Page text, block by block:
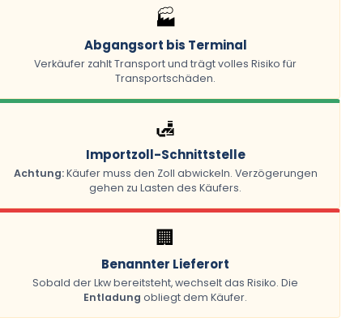
🏭
Abgangsort bis Terminal
Verkäufer zahlt Transport und trägt volles Risiko für
Transportschäden.
🛃
Importzoll-Schnittstelle
Achtung:Käufer muss den Zoll abwickeln. Verzögerungen
gehen zu Lasten des Käufers.
🏢
Benannter Lieferort
Sobald der Lkw bereitsteht, wechselt das Risiko. Die
Entladung obliegt dem Käufer.